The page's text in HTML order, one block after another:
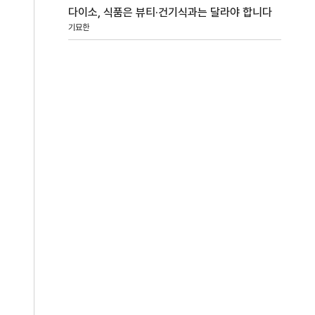
다이소, 식품은 뷰티·건기식과는 달라야 합니다
기묘한